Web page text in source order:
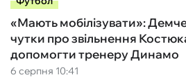
6 серпня 10:41
«Мають мобілізувати»:
чутки про звільнення
допомогти тренеру Динамо